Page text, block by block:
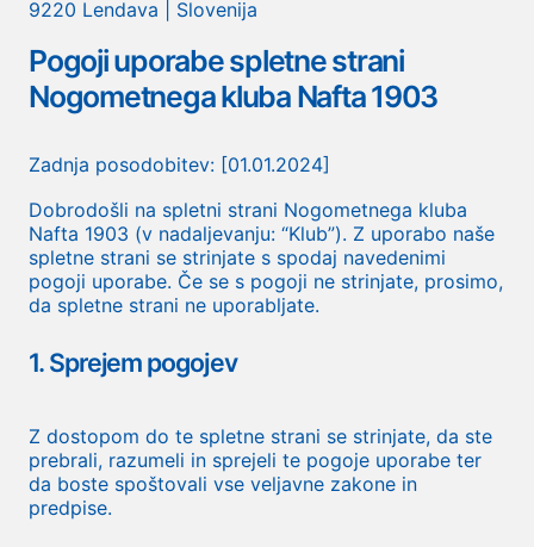
9220 Lendava | Slovenija
Pogoji uporabe spletne strani
Nogometnega kluba Nafta 1903
Zadnja posodobitev: [01.01.2024]
Dobrodošli na spletni strani Nogometnega kluba
Nafta 1903 (v nadaljevanju: “Klub”). Z uporabo naše
spletne strani se strinjate s spodaj navedenimi
pogoji uporabe. Če se s pogoji ne strinjate, prosimo,
da spletne strani ne uporabljate.
1. Sprejem pogojev
Z dostopom do te spletne strani se strinjate, da ste
prebrali, razumeli in sprejeli te pogoje uporabe ter
da boste spoštovali vse veljavne zakone in
predpise.